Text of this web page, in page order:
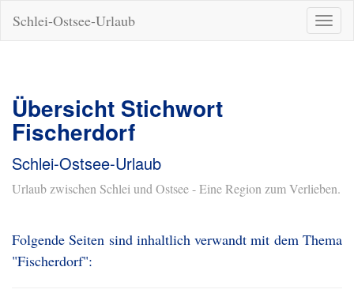
ein-/
Schlei-Ostsee-Urlaub
Übersicht Stichwort
Fischerdorf
Schlei-Ostsee-Urlaub
Urlaub zwischen Schlei und Ostsee - Eine Region zum Verlieben.
Folgende Seiten sind inhaltlich verwandt mit dem Thema
"Fischerdorf":